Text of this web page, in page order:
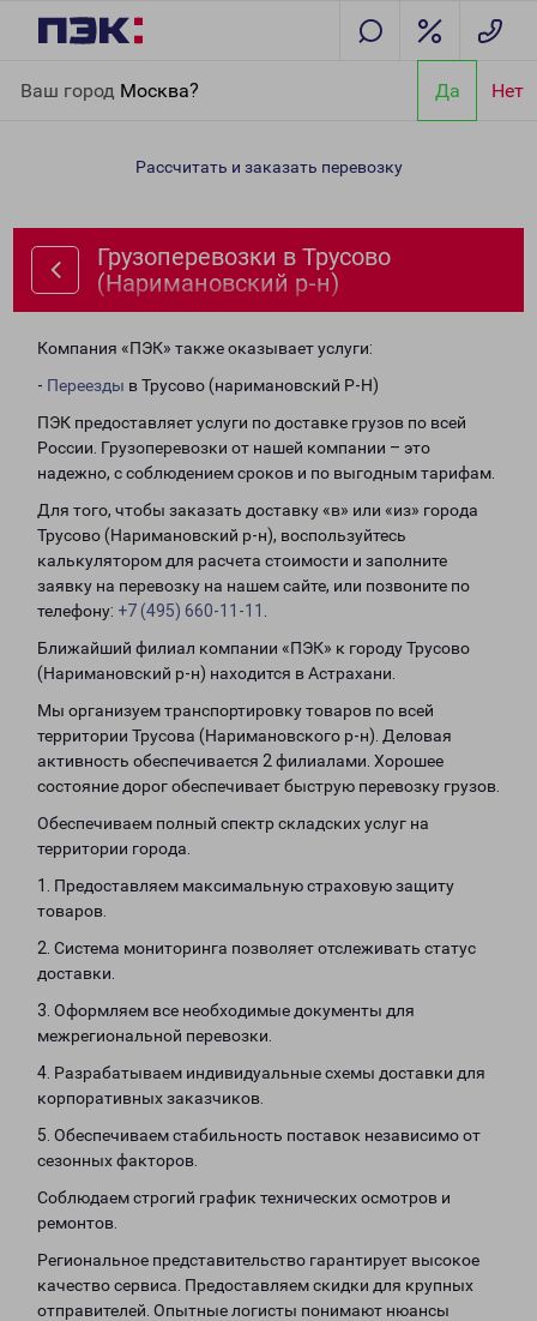
Ваш город Москва? Да Нет
(Наримановский р-н)
Рассчитать и заказать перевозку
Грузоперевозки в Трусово
(Наримановский р-н)
Компания «ПЭК» также оказывает услуги:
- Переезды в Трусово (наримановский Р-Н)
ПЭК предоставляет услуги по доставке грузов по всей
России. Грузоперевозки от нашей компании – это
надежно, с соблюдением сроков и по выгодным тарифам.
Для того, чтобы заказать доставку «в» или «из» города
Трусово (Наримановский р-н), воспользуйтесь
калькулятором для расчета стоимости и заполните
заявку на перевозку на нашем сайте, или позвоните по
телефону: +7 (495) 660-11-11
Ближайший филиал компании «ПЭК» к городу Трусово
(Наримановский р-н) находится в Астрахани.
Мы организуем транспортировку товаров по всей
территории Трусова (Наримановского р-н). Деловая
активность обеспечивается 2 филиалами. Хорошее
состояние дорог обеспечивает быструю перевозку грузов.
Обеспечиваем полный спектр складских услуг на
территории города.
1. Предоставляем максимальную страховую защиту
товаров.
2. Система мониторинга позволяет отслеживать статус
доставки.
3. Оформляем все необходимые документы для
межрегиональной перевозки.
4. Разрабатываем индивидуальные схемы доставки для
корпоративных заказчиков.
5. Обеспечиваем стабильность поставок независимо от
сезонных факторов.
Соблюдаем строгий график технических осмотров и
ремонтов.
Региональное представительство гарантирует высокое
качество сервиса. Предоставляем скидки для крупных
отправителей. Опытные логисты понимают нюансы